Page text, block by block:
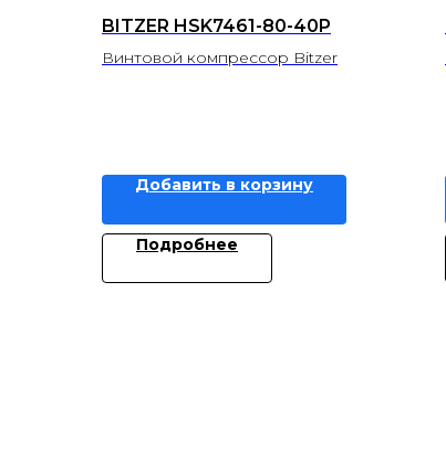
BITZER HSK7461-80-40P
Винтовой компрессор Bitzer
Добавить в корзину
Подробнее